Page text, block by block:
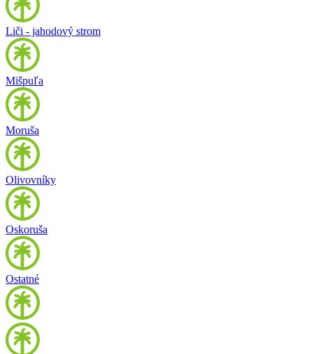
Liči - jahodový strom
Mišpuľa
Moruša
Olivovníky
Oskoruša
Ostatné